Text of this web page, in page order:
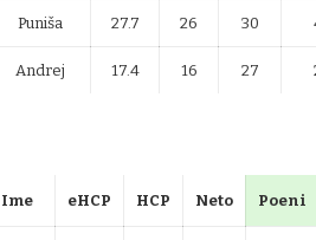
Puniša 27.7 26 30
Andrej 17.4 16 27
Ime eHCP HCP Neto Poeni